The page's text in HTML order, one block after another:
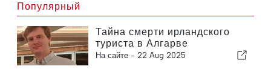
Популярный
Тайна смерти ирландского
туриста в Алгарве
На сайте - 22 Aug 2025